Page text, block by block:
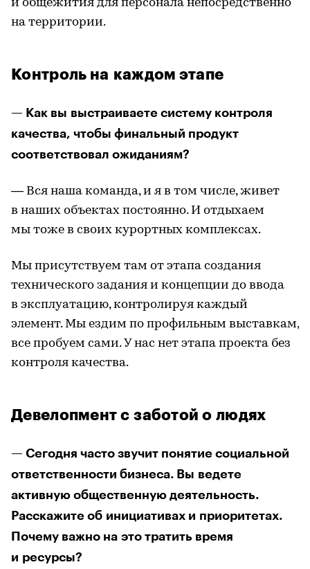
и общежития для персонала непосредственно
на территории.
Контроль на каждом этапе
— Как вы выстраиваете систему контроля
качества, чтобы финальный продукт
соответствовал ожиданиям?
— Вся наша команда, и я в том числе, живет
в наших объектах постоянно. И отдыхаем
мы тоже в своих курортных комплексах.
Мы присутствуем там от этапа создания
технического задания и концепции до ввода
в эксплуатацию, контролируя каждый
элемент. Мы ездим по профильным выставкам,
все пробуем сами. У нас нет этапа проекта без
контроля качества.
Девелопмент с заботой о людях
— Сегодня часто звучит понятие социальной
ответственности бизнеса. Вы ведете
активную общественную деятельность.
Расскажите об инициативах и приоритетах.
Почему важно на это тратить время
и ресурсы?